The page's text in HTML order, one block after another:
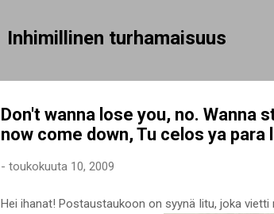
Inhimillinen turhamaisuus
Don't wanna lose you, no. Wanna
now come down, Tu celos ya para
- toukokuuta 10, 2009
Hei ihanat! Postaustaukoon on syynä Iitu, joka vietti